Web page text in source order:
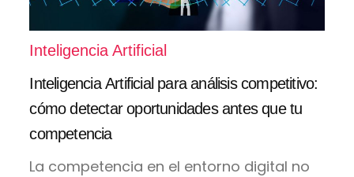
Inteligencia Artificial
Inteligencia Artificial para análisis competitivo:
cómo detectar oportunidades antes que tu
competencia
La competencia en el entorno digital no